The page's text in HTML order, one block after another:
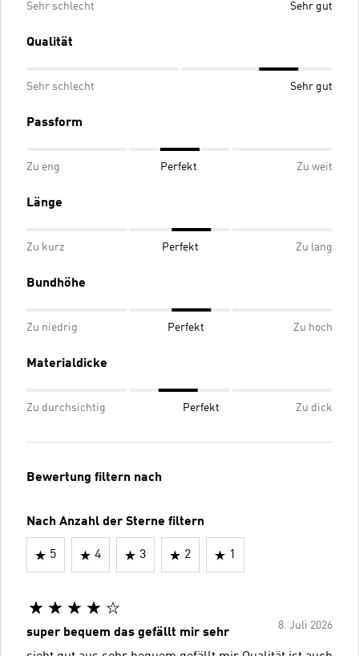
Sehr schlecht Sehr gut
Qualität
Sehr schlecht Sehr gut
Passform
Zu eng Perfekt Zu weit
Länge
Zu kurz Perfekt Zu lang
Bundhöhe
Zu niedrig Perfekt Zu hoch
Materialdicke
Zu durchsichtig Perfekt Zu dick
Bewertung filtern nach
Nach Anzahl der Sterne filtern
5 4 3 2 1
8. Juli 2026
super bequem das gefällt mir sehr